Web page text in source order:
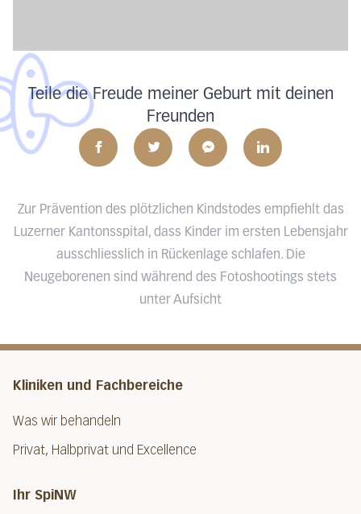
Teile die Freude meiner Geburt mit deinen
Freunden
Zur Prävention des plötzlichen Kindstodes empfiehlt das
Luzerner Kantonsspital, dass Kinder im ersten Lebensjahr
ausschliesslich in Rückenlage schlafen. Die
Neugeborenen sind während des Fotoshootings stets
unter Aufsicht
Kliniken und Fachbereiche
Was wir behandeln
Privat, Halbprivat und Excellence
Ihr SpiNW